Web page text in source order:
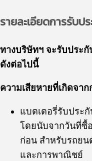
รายละเอียดการรับป
ทางบริษัทฯ จะรับประ
ดังต่อไปนี้
ความเสียหายที่เกิดจา
แบตเตอรี่รับประกั
โดยนับจากวันที่ซื้
ก่อน สำหรับรถยน
และการพาณิชย์